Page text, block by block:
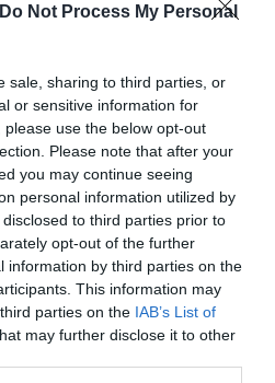
Do Not Process My Personal
sale, sharing to third parties, or
or sensitive information for
use the below opt-out
Please note that after your
you may continue seeing
personal information utilized by
to third parties prior to
opt-out of the further
information by third parties on the
This information may
parties on the IAB’s List of
may further disclose it to other